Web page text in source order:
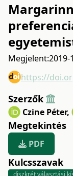
Megjelent:2019-
https://
Szerzők
Czine Péter,
Megtekintés
PDF
Kulcsszavak